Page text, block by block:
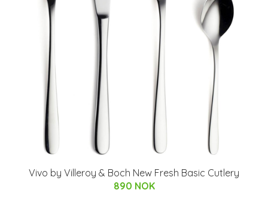
Vivo by Villeroy & Boch New Fresh Basic Cutlery
890 NOK